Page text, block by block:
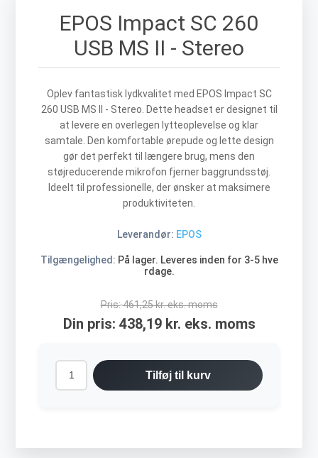
EPOS Impact SC 260
USB MS II - Stereo
Oplev fantastisk lydkvalitet med EPOS Impact SC
260 USB MS II - Stereo. Dette headset er designet til
at levere en overlegen lytteoplevelse og klar
samtale. Den komfortable ørepude og lette design
gør det perfekt til længere brug, mens den
støjreducerende mikrofon fjerner baggrundsstøj.
Ideelt til professionelle, der ønsker at maksimere
produktiviteten.
Leverandør: EPOS
Tilgængelighed: På lager. Leveres inden for 3-5 hve
rdage.
Pris:461,25 kr. eks. moms
Din pris: 438,19 kr. eks. moms
Tilføj til kurv